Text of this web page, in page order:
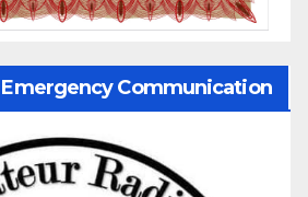
Communication